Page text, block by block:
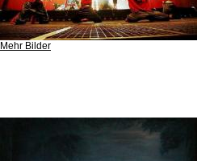
Mehr Bilder